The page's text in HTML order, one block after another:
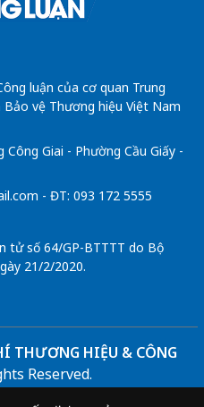
luận của cơ quan Trung
Bảo vệ Thương hiệu Việt Nam
Giai - Phường Cầu Giấy -
- ĐT: 093 172 5555
tử số 64/GP-BTTTT do Bộ
21/2/2020.
THƯƠNG HIỆU & CÔNG
Reserved.
hiệu và Công luận. Cấm